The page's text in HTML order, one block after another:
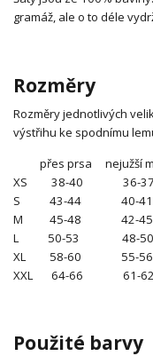
gramáž, ale o to déle
Rozměry
Rozměry jednotlivých
výstřihu ke spodnímu
přes prsa nejužší
XS 38-40 36-
S 43-44 40-
M 45-48 42-
L 50-53 48-
XL 58-60 55-
XXL 64-66 61-
Použité barvy